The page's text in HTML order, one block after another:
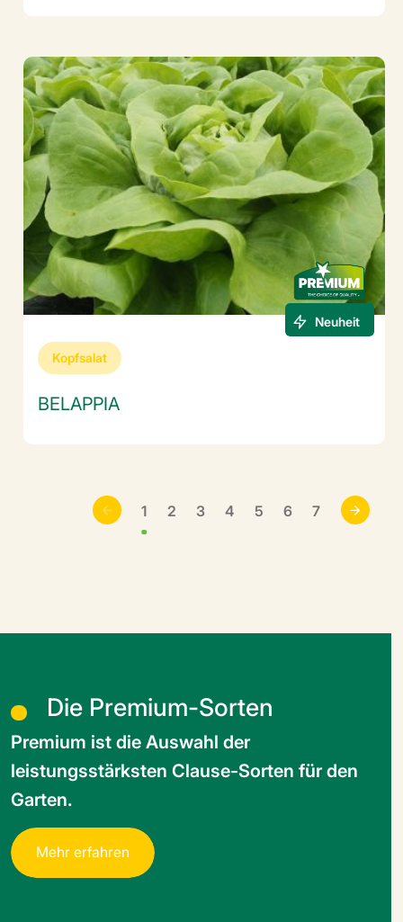
Neuheit
Kopfsalat
BELAPPIA
1 2 3 4 5 6 7
Die Premium-Sorten
Premium ist die Auswahl der
leistungsstärksten Clause-Sorten für den
Garten.
Mehrerfahren